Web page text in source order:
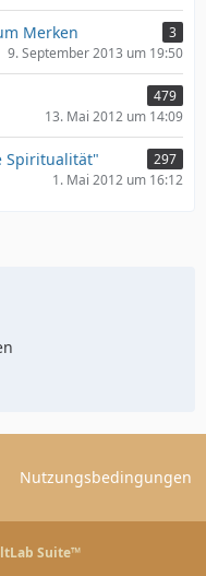
Merken
3
9. September 2013 um 19:50
479
13. Mai 2012 um 14:09
Spiritualität"
297
1. Mai 2012 um 16:12
Nutzungsbedingungen
Suite™